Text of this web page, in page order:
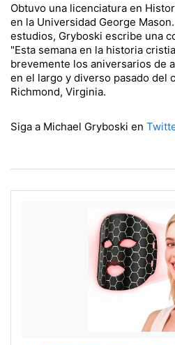
Obtuvo una licenciatura en
en la Universidad George
estudios, Gryboski escribe una
"Esta semana en la historia
brevemente los aniversarios de
en el largo y diverso pasado del
Richmond, Virginia.
Siga a Michael Gryboski en